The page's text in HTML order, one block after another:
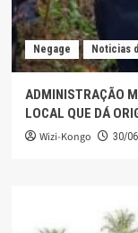
Negage Noticias
ADMINISTRAÇÃO
LOCAL QUE DÁ
Wizi-Kongo 30/